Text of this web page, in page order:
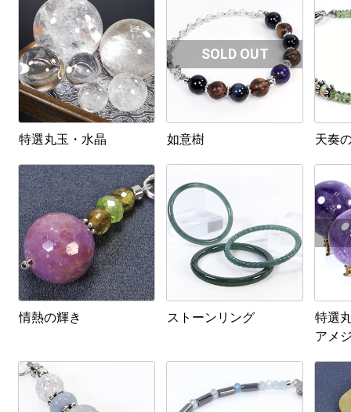
特選丸玉・水晶 如意樹 天奏
情熱の輝き ストーンリング
特選
アメ